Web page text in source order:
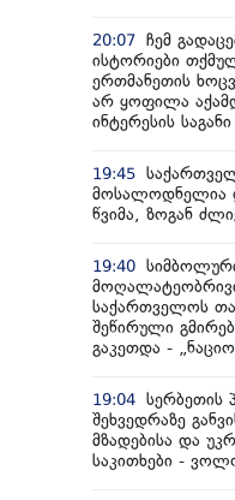
20:07 ჩემ
ისტორიები
ერთმანეთის
არ ყოფილა
ინტერესის
19:45
მოსალოდნელია
წვიმა, ზოგან
19:40
საქართველოს
შეწირული
გაკეთდა -
19:04 სერბეთის
შეხვედრაზე
მზადებისა და
საკითხები -